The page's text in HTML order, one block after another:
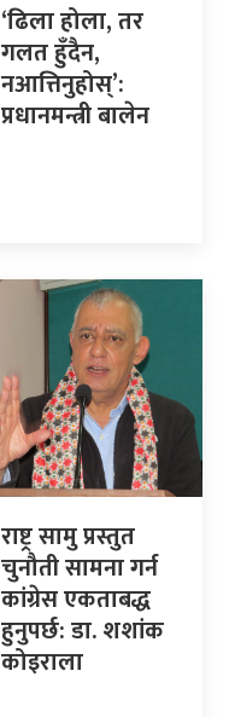
‘ढिला होला, तर
गलत हुँदैन,
नआत्तिनुहोस्’:
प्रधानमन्त्री बालेन
राष्ट्र सामु प्रस्तुत
चुनौती सामना गर्न
कांग्रेस एकताबद्ध
हुनुपर्छ: डा. शशांक
कोइराला